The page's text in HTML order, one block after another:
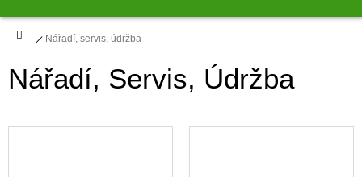
Domů
Nářadí, servis, údržba
Nářadí, Servis, Údržba